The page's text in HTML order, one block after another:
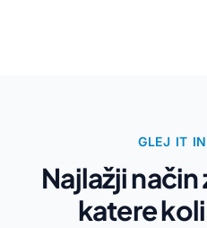
GLEJ IT
Najlažji
katere